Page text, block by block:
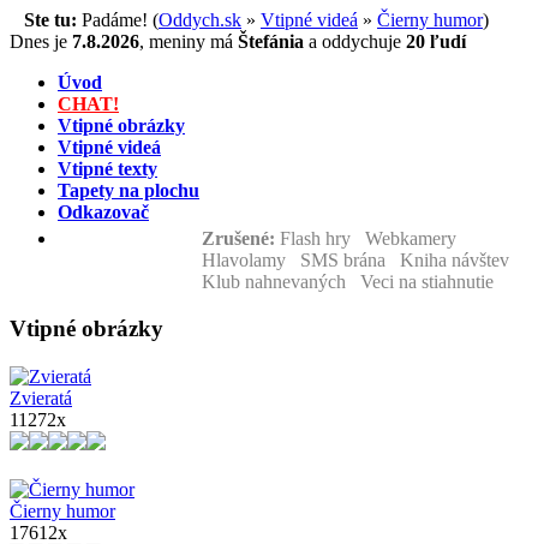
Ste tu: Padáme! (Oddych.sk » Vtipné videá » Čierny humor)
Dnes je 7.8.2026, meniny má Štefánia a oddychuje 20 ľudí
Úvod
CHAT!
Vtipné obrázky
Vtipné videá
Vtipné texty
Tapety na plochu
Odkazovač
Zrušené: Flash hry Webkamery
Hlavolamy SMS brána Kniha návštev
Klub nahnevaných Veci na stiahnutie
Vtipné obrázky
Zvieratá
11272x
Čierny humor
17612x